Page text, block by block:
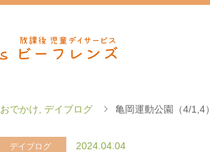
おでかけ デイブログ 亀岡運動公園（4/1,4）
デイブログ 2024.04.04